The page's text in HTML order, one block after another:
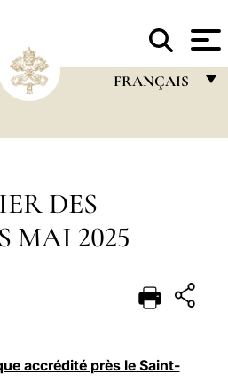
FRANÇAIS
DEUTSCH
العربيّة
DES
MAI 2025
accrédité près le Saint-